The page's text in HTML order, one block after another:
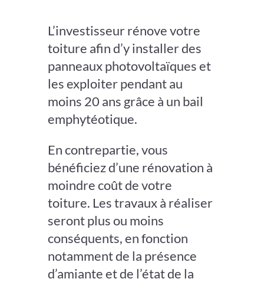
L’investisseur rénove votre
toiture afin d’y installer des
panneaux photovoltaïques et
les exploiter pendant au
moins 20 ans grâce à un bail
emphytéotique.
En contrepartie, vous
bénéficiez d’une rénovation à
moindre coût de votre
toiture. Les travaux à réaliser
seront plus ou moins
conséquents, en fonction
notamment de la présence
d’amiante et de l’état de la